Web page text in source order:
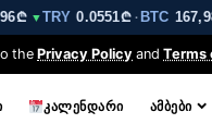
TRY0.0551₾·BTC167,985₾
thePrivacy Policyand Terms
ᲙᲐᲚᲔᲜᲓᲐᲠᲘ ᲐᲛᲑᲔᲑᲘ